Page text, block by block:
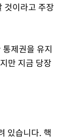
것이라고 주장
제권을 유지
만 지금 당장
있습니다. 핵